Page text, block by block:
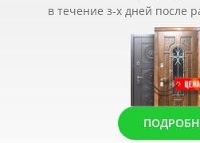
в течение з-х дней после